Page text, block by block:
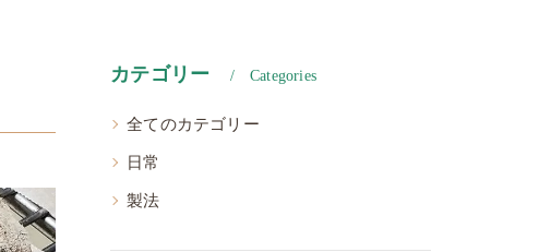
カテゴリー Categories
全てのカテゴリー
日常
製法